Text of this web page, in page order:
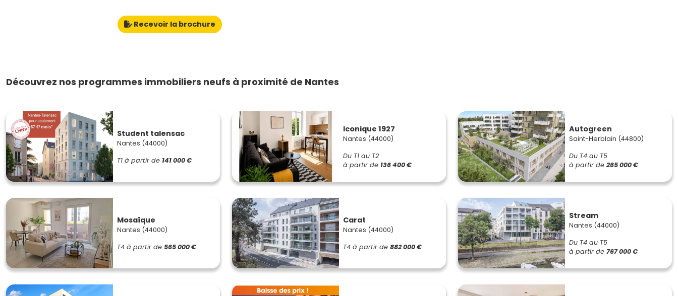
Recevoir la brochure
Découvrez nos programmes immobiliers neufs à proximité de Nantes
Student talensac
Nantes (44000)
T1 à partir de 141 000 €
Iconique 1927
Nantes (44000)
Du T1 au T2
à partir de 136 400 €
Autogreen
Saint-Herblain (44800)
Du T4 au T5
à partir de 265 000 €
Mosaïque
Nantes (44000)
T4 à partir de 565 000 €
Carat
Nantes (44000)
T4 à partir de 882 000 €
Stream
Nantes (44000)
Du T4 au T5
à partir de 767 000 €